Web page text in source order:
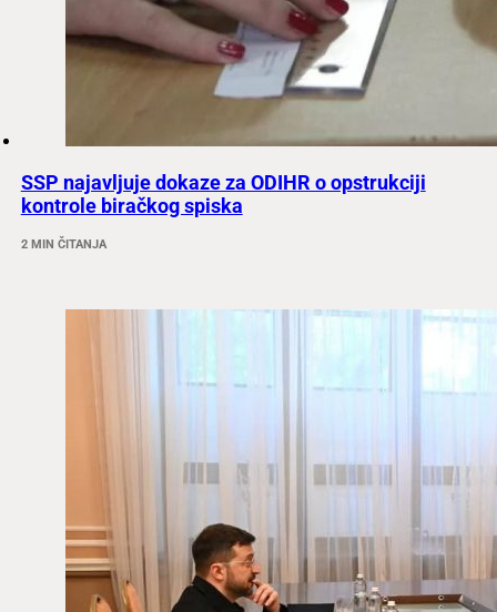
SSP najavljuje dokaze za ODIHR o opstrukciji
kontrole biračkog spiska
2 MIN ČITANJA